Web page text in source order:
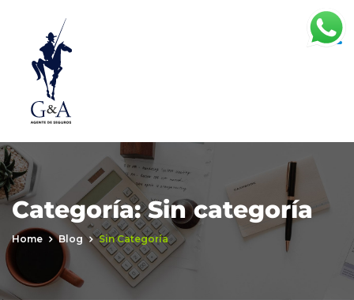
Categoría:Sin categoría
Home Blog Sin Categoría